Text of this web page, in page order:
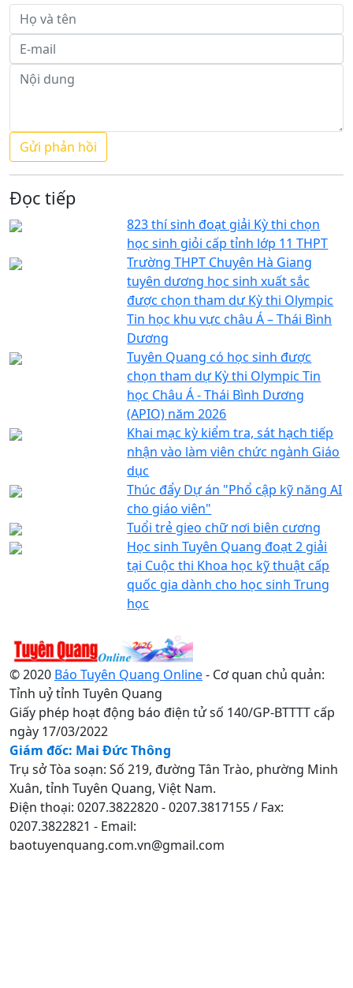
Đọc tiếp
823 thí sinh đoạt giải Kỳ thi chọn
học sinh giỏi cấp tỉnh lớp 11 THPT
Trường THPT Chuyên Hà Giang
tuyên dương học sinh xuất sắc
được chọn tham dự Kỳ thi Olympic
Tin học khu vực châu Á – Thái Bình
Dương
Tuyên Quang có học sinh được
chọn tham dự Kỳ thi Olympic Tin
học Châu Á - Thái Bình Dương
(APIO) năm 2026
Khai mạc kỳ kiểm tra, sát hạch tiếp
nhận vào làm viên chức ngành Giáo
dục
Thúc đẩy Dự án "Phổ cập kỹ năng AI
cho giáo viên"
Tuổi trẻ gieo chữ nơi biên cương
Học sinh Tuyên Quang đoạt 2 giải
tại Cuộc thi Khoa học kỹ thuật cấp
quốc gia dành cho học sinh Trung
học
© 2020 Báo Tuyên Quang Online- Cơ quan chủ quản:
Tỉnh uỷ tỉnh Tuyên Quang
Giấy phép hoạt động báo điện tử số 140/GP-BTTTT cấp
ngày 17/03/2022
Giám đốc: Mai Đức Thông
Trụ sở Tòa soạn: Số 219, đường Tân Trào, phường Minh
Xuân, tỉnh Tuyên Quang, Việt Nam.
Điện thoại: 0207.3822820 - 0207.3817155 / Fax:
0207.3822821 - Email:
baotuyenquang.com.vn@gmail.com